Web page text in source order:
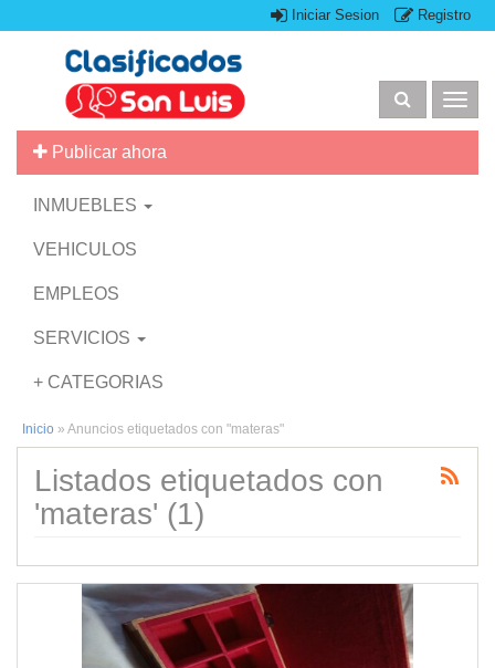
Iniciar Sesion Registro
Publicar ahora
INMUEBLES
VEHICULOS
EMPLEOS
SERVICIOS
+ CATEGORIAS
Inicio » Anuncios etiquetados con "materas"
Listados etiquetados con
'materas' (1)